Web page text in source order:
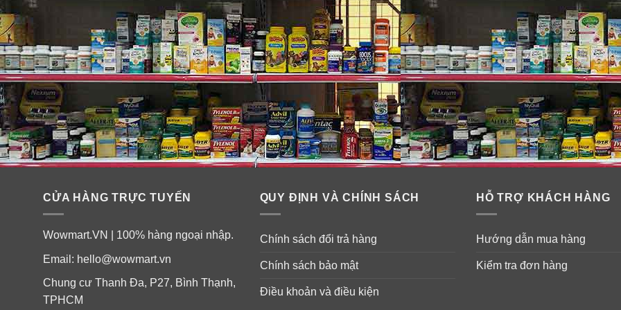
Đối tượng sử dụng viên uống tăng cường sinh lý nam Bioisland
– Nam giới trưởng thành.
– Nam giới suy giảm chức năng tình dục, hoạt động tình dục yếu.
Hướng dẫn sử dụng viên uống tăng cường sinh lý nam Bioisland
Uống từ 1 – 2 viên mỗi ngày với bữa ăn.
Có thể nuốt viên nang, hoặc mở lấy bột kangaroo rắc lên thức ăn.
CỬA HÀNG TRỰC TUYẾN
Wowmart.VN | 100% hàng ngoại nhập.
Email: hello@wowmart.vn
Chung cư Thanh Đa, P27, Bình Thạnh,
TPHCM
QUY ĐỊNH VÀ CHÍNH SÁCH
Chính sách đổi trả hàng
Chính sách bảo mật
Điều khoản và điều kiện
HỖ TRỢ KHÁCH HÀNG
Hướng dẫn mua hàng
Kiểm tra đơn hàng